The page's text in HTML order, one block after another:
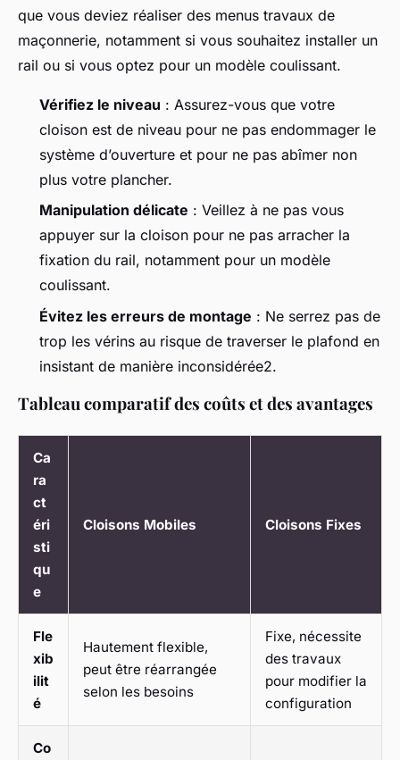
que vous deviez réaliser des menus travaux de
maçonnerie, notamment si vous souhaitez installer un
rail ou si vous optez pour un modèle coulissant.
Vérifiez le niveau : Assurez-vous que votre
cloison est de niveau pour ne pas endommager le
système d’ouverture et pour ne pas abîmer non
plus votre plancher.
Manipulation délicate : Veillez à ne pas vous
appuyer sur la cloison pour ne pas arracher la
fixation du rail, notamment pour un modèle
coulissant.
Évitez les erreurs de montage : Ne serrez pas de
trop les vérins au risque de traverser le plafond en
insistant de manière inconsidérée2.
Tableau comparatif des coûts et des avantages
Ca
ra
ct
éri
sti
qu
e
Cloisons Mobiles Cloisons Fixes
Fle
xib
ilit
é
Hautement flexible,
peut être réarrangée
selon les besoins
Fixe, nécessite
des travaux
pour modifier la
configuration
Co